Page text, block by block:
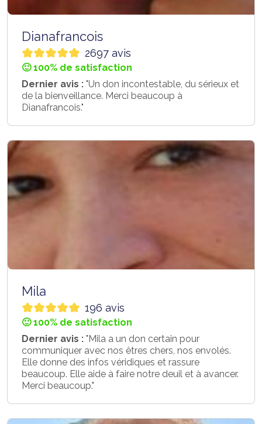
Dianafrancois
2697 avis
🙂 100% de satisfaction
Dernier avis : "Un don incontestable, du sérieux et
de la bienveillance. Merci beaucoup à
Dianafrancois."
Mila
196 avis
🙂 100% de satisfaction
Dernier avis : "Mila a un don certain pour
communiquer avec nos êtres chers, nos envolés.
Elle donne des infos véridiques et rassure
beaucoup. Elle aide à faire notre deuil et à avancer.
Merci beaucoup."